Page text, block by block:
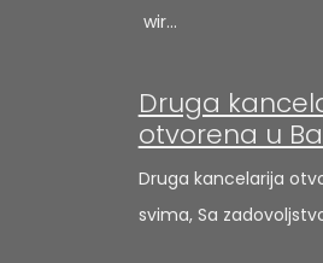
wir…
Druga
otvorena u
Druga kancelarija
svima, Sa